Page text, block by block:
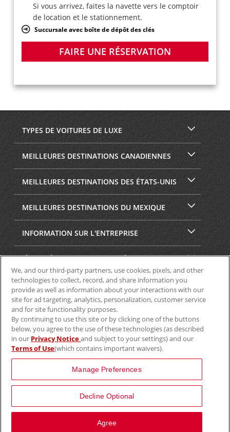
Si vous arrivez, faites la navette vers le comptoir
de location et le stationnement.
Succursale avec boîte de dépôt des clés
FAIRE UNE RÉSERVATION
TYPES DE VOITURES DE LUXE
MEILLEURES DESTINATIONS CANADIENNES
MEILLEURES DESTINATIONS DES ÉTATS-UNIS
MEILLEURES DESTINATIONS DU MEXIQUE
INFORMATION SUR L'ENTREPRISE
SÉCURITÉ ET CONFIDENTIALITÉ
We, and our third-party partners, use cookies, pixels, and other
technologies to collect, record, and share information you
provide as well as information about your interactions with our
site for ad targeting, analytics, personalization, customer service
and for site functionality purposes.
By continuing to use this site or by clicking one of the buttons
below, you agree to the use of these technologies (as described
in our Privacy Noticeand subject to your settings) and our
Terms of Use(which contains important waivers).
Manage Preferences
Decline Optional
Agree